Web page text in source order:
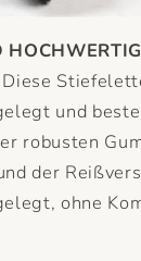
Diese
und
robusten
der
ohne